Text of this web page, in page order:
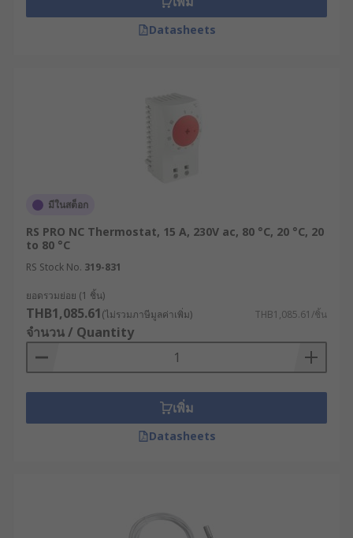
เครื่องใช้ไฟฟ้าที่มีหน้าที่ให้ความร้อนหรือความ
โมสตัทในอุตสาหกรรมต่าง ๆ
จากประเภทและความสำคัญของเทอร์โมสตัทที่กล่าว
มาข้างต้น จะเห็นได้ว่ามีการนำอุปกรณ์ประเภทนี้มาใช้
การใช้งานเทอร์โมสตัทให้เห็นภาพมากขึ้น ดังนี้
การใช้งานในระบบปรับอากาศภายในบ้าน
สำนักงาน หรืออาคารประเภทอื่น ๆ เพื่อควบคุม
ได้อย่างมีประสิทธิภาพ
ระบบควบคุมอุณหภูมิในการขนส่งวัคซีนและ
เวชภัณฑ์ทางการแพทย์ เพื่อรักษาคุณภาพและ
ระบบควบคุมอุณหภูมิในโรงงานผลิตอาหารและ
เครื่องดื่ม เพื่อรักษามาตรฐาน คุณภาพ และ
ป้องกันวัตถุดิบเน่าเสีย
Datasheets
มีในสต็อก
RS PRO NC Thermostat, 15 A, 230V ac, 80 °C, 20 °C, 20
to 80 °C
RS Stock No. 319-831
ยอดรวมย่อย (1 ชิ้น)
THB1,085.61(ไม่รวมภาษีมูลค่าเพิ่ม) THB1,085.61/ชิ้น
จำนวน / Quantity
เพิ่ม
Datasheets